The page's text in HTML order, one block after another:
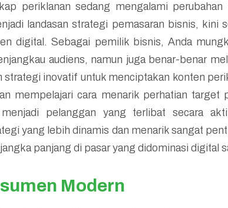
periklanan sedang mengalami perubahan
landasan strategi pemasaran bisnis, kini
digital. Sebagai pemilik bisnis, Anda
audiens, namun juga benar-benar
strategi inovatif untuk menciptakan konten
mempelajari cara menarik perhatian target
pelanggan yang terlibat secara
yang lebih dinamis dan menarik sangat
panjang di pasar yang didominasi digital
Modern